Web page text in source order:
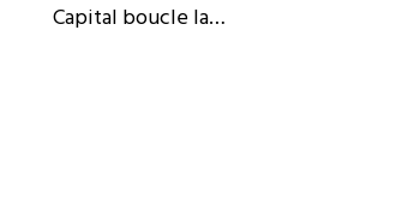
Capital boucle la…